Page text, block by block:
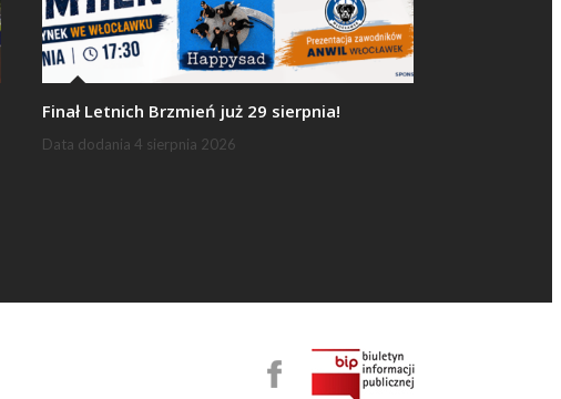
Finał Letnich Brzmień już 29 sierpnia!
Data dodania 4 sierpnia 2026